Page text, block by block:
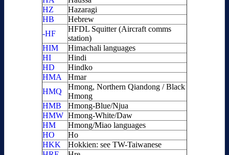
HZ
Hazaragi
HB
Hebrew
-HF
HFDL Squitter (Aircraft comms
station)
HIM
Himachali languages
HI
Hindi
HD
Hindko
HMA
Hmar
HMQ
Hmong, Northern Qiandong / Black
Hmong
HMB
Hmong-Blue/Njua
HMW Hmong-White/Daw
HM
Hmong/Miao languages
HO
Ho
HKK
Hokkien: see TW-Taiwanese